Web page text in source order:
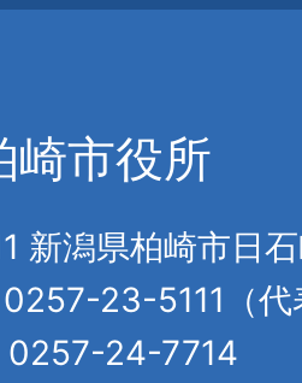
崎市役所
新潟県柏崎市日
23-5111（代
0257-24-7714